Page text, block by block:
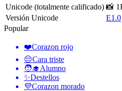
Unicode (totalmente calificado) 📸
Versión Unicode
E1.0
Popular
❤️Corazon rojo
😔Cara triste
🧑‍🎓Alumno
✨Destellos
💜Corazon morado